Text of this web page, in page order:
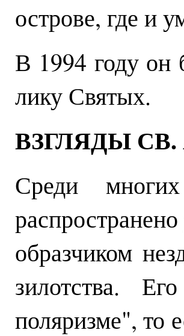
острове, где и
В 1994 году он
лику Святых.
ВЗГЛЯДЫ
Среди
образчиком
зилотства.
поляризме", то